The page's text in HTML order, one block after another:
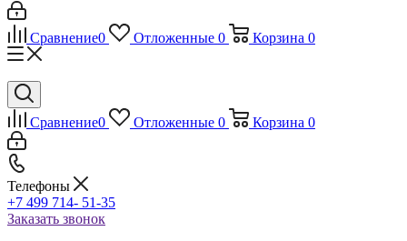
Сравнение0 Отложенные 0 Корзина 0
Сравнение0 Отложенные 0 Корзина 0
Телефоны
+7 499 714- 51-35
Заказать звонок